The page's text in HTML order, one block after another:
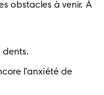
obstacles à venir. À
dents.
l'anxiété de